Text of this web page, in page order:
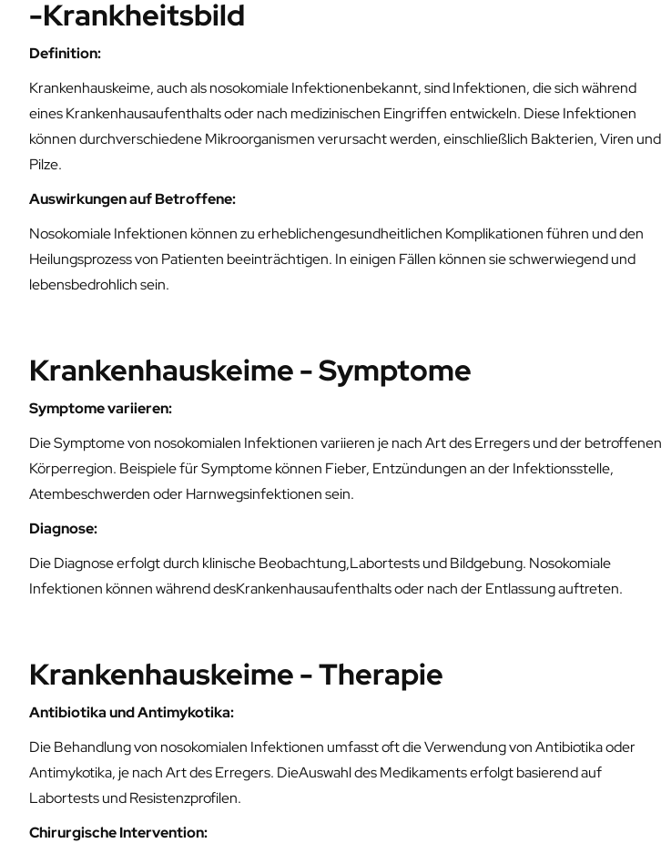
-Krankheitsbild
Definition:
Krankenhauskeime, auch als nosokomiale Infektionenbekannt, sind Infektionen, die sich während
eines Krankenhausaufenthalts oder nach medizinischen Eingriffen entwickeln. Diese Infektionen
können durchverschiedene Mikroorganismen verursacht werden, einschließlich Bakterien, Viren und
Pilze.
Auswirkungen auf Betroffene:
Nosokomiale Infektionen können zu erheblichengesundheitlichen Komplikationen führen und den
Heilungsprozess von Patienten beeinträchtigen. In einigen Fällen können sie schwerwiegend und
lebensbedrohlich sein.
Krankenhauskeime - Symptome
Symptome variieren:
Die Symptome von nosokomialen Infektionen variieren je nach Art des Erregers und der betroffenen
Körperregion. Beispiele für Symptome können Fieber, Entzündungen an der Infektionsstelle,
Atembeschwerden oder Harnwegsinfektionen sein.
Diagnose:
Die Diagnose erfolgt durch klinische Beobachtung,Labortests und Bildgebung. Nosokomiale
Infektionen können während desKrankenhausaufenthalts oder nach der Entlassung auftreten.
Krankenhauskeime - Therapie
Antibiotika und Antimykotika:
Die Behandlung von nosokomialen Infektionen umfasst oft die Verwendung von Antibiotika oder
Antimykotika, je nach Art des Erregers. DieAuswahl des Medikaments erfolgt basierend auf
Labortests und Resistenzprofilen.
Chirurgische Intervention: